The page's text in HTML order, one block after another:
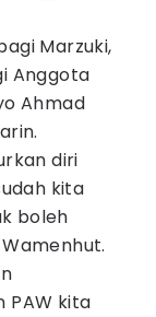
Marzuki,
Anggota
Ahmad
diri
kita
boleh
PAW kita